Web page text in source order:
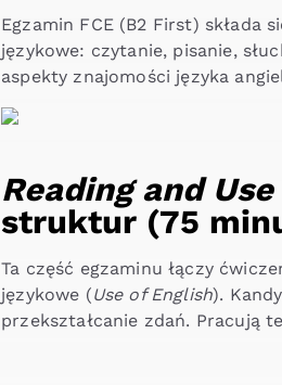
Egzamin FCE (B2 First) składa
językowe: czytanie, pisanie,
aspekty znajomości języka
Reading and
struktur (75
Ta część egzaminu łączy
językowe (Use of English).
przekształcanie zdań. Pracują